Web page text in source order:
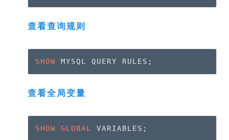
查看查询规则
SHOW MYSQL QUERY RULES;
查看全局变量
SHOW GLOBAL VARIABLES;